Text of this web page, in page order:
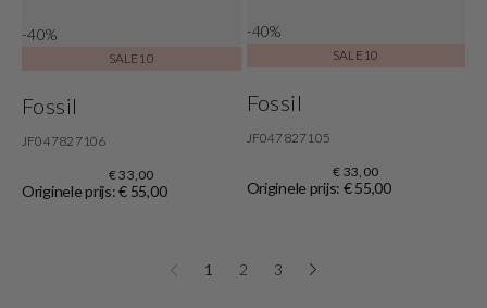
-40%
SALE10
Fossil
JF047827106
€ 33,00
Originele prijs: € 55,00
-40%
SALE10
Fossil
JF047827105
€ 33,00
Originele prijs: € 55,00
1 2 3